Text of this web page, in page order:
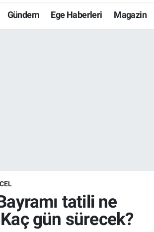
Gündem Ege Haberleri Magazin
tatili ne
gün sürecek?